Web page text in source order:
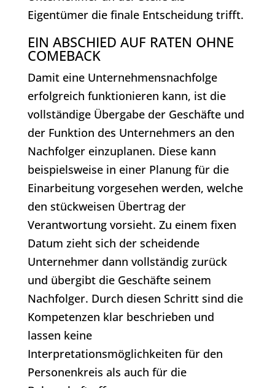
Eigentümer die finale Entscheidung trifft.
EIN ABSCHIED AUF RATEN OHNE
COMEBACK
Damit eine Unternehmensnachfolge
erfolgreich funktionieren kann, ist die
vollständige Übergabe der Geschäfte und
der Funktion des Unternehmers an den
Nachfolger einzuplanen. Diese kann
beispielsweise in einer Planung für die
Einarbeitung vorgesehen werden, welche
den stückweisen Übertrag der
Verantwortung vorsieht. Zu einem fixen
Datum zieht sich der scheidende
Unternehmer dann vollständig zurück
und übergibt die Geschäfte seinem
Nachfolger. Durch diesen Schritt sind die
Kompetenzen klar beschrieben und
lassen keine
Interpretationsmöglichkeiten für den
Personenkreis als auch für die